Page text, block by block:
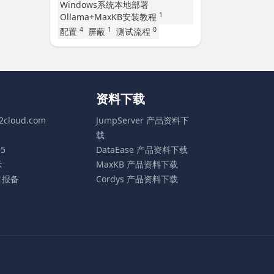
Windows系统本地部署
Ollama+MaxKB安装教程 1
配置 4 屏蔽 1 测试流程 0
备
资料下载
JumpServer 产品资料下
载
DataEase 产品资料下载
MaxKB 产品资料下载
Cordys 产品资料下载